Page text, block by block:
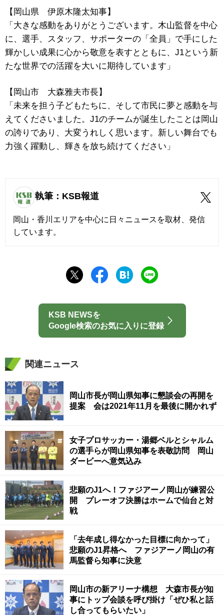
【岡山県 伊原木隆太知事】
「大きな感動をありがとうございます。木山監督を中心
に、選手、スタッフ、サポーターの「全員」で手にした
輝かしい成果に心から敬意を表すとともに、J1という新
たな世界での活躍を大いに期待しています」
【岡山市 大森雅夫市長】
「未来を担う子どもたちに、そして市民に夢と感動を与
えてくださいました。J1のチームが誕生したことは岡山
の誇りであり、大変うれしく思います。新しい舞台でも
力強く躍動し、輝きを放ち続けてください」
執筆：KSB報道
岡山・香川エリアを中心に日々ニュースを取材、発信
しています。
KSB NEWSを
Google検索のお気に入りに登録
関連ニュース
岡山市長が岡山県知事に懇談会の再開を
提案 会は2021年11月を最後に開かれず
女子プロサッカー・湯郷ベルとシャルム
の選手らが岡山県知事を表敬訪問 岡山
ダービーへ意気込み
悲願のJ1へ！ファジアーノ岡山が練習公
開 プレーオフ決勝はホームで仙台と対
戦
「去年成し得なかった目標に向かって」
悲願のJ1昇格へ ファジアーノ岡山の有
馬監督ら知事に決意
岡山市の新アリーナ構想 大森市長が知
事にトップ会談を呼び掛け「ぜひ私と話
し合ってもらいたい」